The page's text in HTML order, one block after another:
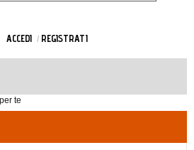
ACCEDI REGISTRATI
te